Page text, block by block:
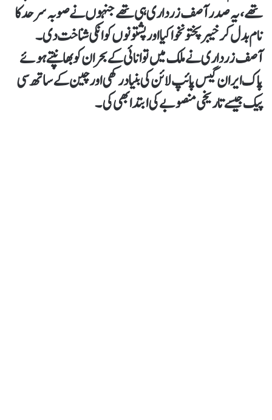
تھے، یہ صدر آصف زرداری ہی تھے جنہوں نے صوبہ سرحد کا
نام بدل کر خیبرپختونخوا کیا اور پشتونوں کو انکی شناخت دی۔
آصف زرداری نے ملک میں توانائی کے بحران کو بھانپتے ہوئے
پاک ایران گیس پائپ لائن کی بنیاد رکھی اور چین کے ساتھ سی
پیک جیسے تاریخی منصوبے کی ابتدا بھی کی۔